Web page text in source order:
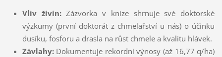
Vliv živin:Zázvorka v knize shrnuje své doktorské
výzkumy (první doktorát z chmelařství u nás) o účinku
dusíku, fosforu a drasla na růst chmele a kvalitu hlávek.
Závlahy:Dokumentuje rekordní výnosy (až 16,77 q/ha)